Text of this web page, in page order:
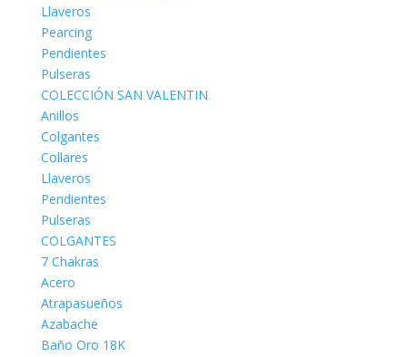
Llaveros
Pearcing
Pendientes
Pulseras
COLECCIÓN SAN VALENTIN
Anillos
Colgantes
Collares
Llaveros
Pendientes
Pulseras
COLGANTES
7 Chakras
Acero
Atrapasueños
Azabache
Baño Oro 18K